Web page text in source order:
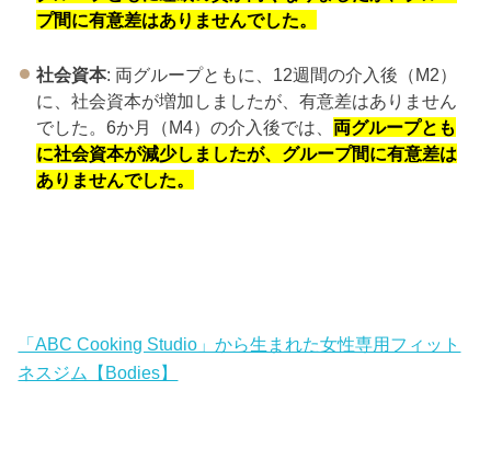
プ間に有意差はありませんでした。
社会資本: 両グループともに、12週間の介入後（M2）
に、社会資本が増加しましたが、有意差はありません
でした。6か月（M4）の介入後では、 両グループとも
に社会資本が減少しましたが、グループ間に有意差は
ありませんでした。
「ABC Cooking Studio」から生まれた女性専用フィット
ネスジム【Bodies】